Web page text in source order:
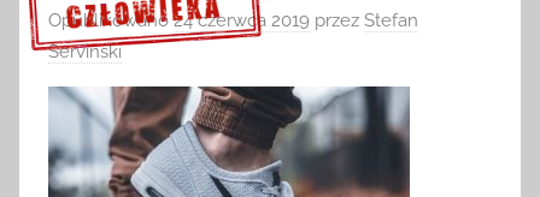
Sprawdź szczegóły >>>
Opublikowano24 czerwca 2019 przez Stefan
Serviński